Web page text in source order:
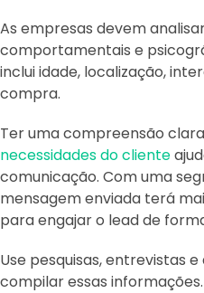
As empresas devem
comportamentais e
inclui idade, localização,
compra.
Ter uma compreensão
necessidades do cliente
comunicação. Com uma
mensagem enviada terá
para engajar o lead de
Use pesquisas, entrevistas
compilar essas informações.